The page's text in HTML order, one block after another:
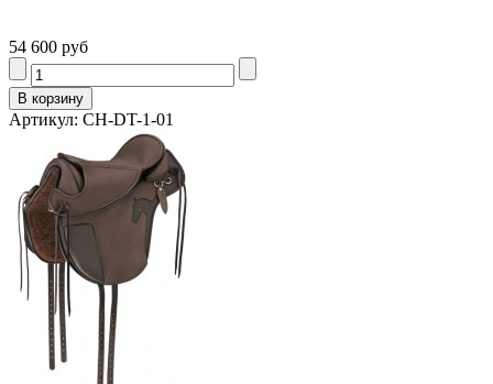
54 600 руб
Артикул: CH-DT-1-01